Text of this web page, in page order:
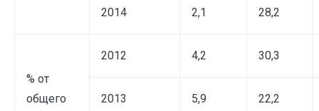
2014 2,1 28,2
% от
общего
2012 4,2 30,3
2013 5,9 22,2